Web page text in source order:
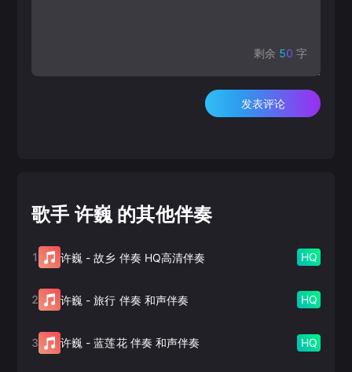
剩余 50 字
发表评论
歌手 许巍 的其他伴奏
1 许巍 -故乡 伴奏 HQ高清伴奏 HQ
2 许巍 -旅行 伴奏 和声伴奏 HQ
3 许巍 -蓝莲花 伴奏 和声伴奏 HQ